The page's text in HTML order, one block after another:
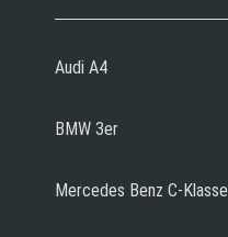
Audi A4
BMW 3er
Mercedes Benz C-Klasse